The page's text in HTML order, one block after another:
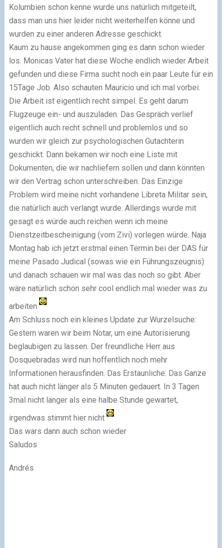
Kolumbien schon kenne wurde uns natürlich mitgeteilt,
dass man uns hier leider nicht weiterhelfen könne und
wurden zu einer anderen Adresse geschickt.
Kaum zu hause angekommen ging es dann schon wieder
los. Monicas Vater hat diese Woche endlich wieder Arbeit
gefunden und diese Firma sucht noch ein paar Leute für ein
15Tage Job. Also schauten Mauricio und ich mal vorbei.
Die Arbeit ist eigentlich recht simpel. Es geht darum
Flugzeuge ein- und auszuladen. Das Gespräch verlief
eigentlich auch recht schnell und problemlos und so
wurden wir gleich zur psychologischen Gutachterin
geschickt. Dann bekamen wir noch eine Liste mit
Dokumenten, die wir nachliefern sollen und dann könnten
wir den Vertrag schon unterschreiben. Das Einzige
Problem wird meine nicht vorhandene Libreta Militar sein,
die natürlich auch verlangt wurde. Allerdings wurde mit
gesagt es würde auch reichen wenn ich meine
Dienstzeitbescheinigung (vom Zivi) vorlegen würde. Naja
Montag hab ich jetzt erstmal einen Termin bei der DAS für
meine Pasado Judical (sowas wie ein Führungszeugnis)
und danach schauen wir mal was das noch so gibt. Aber
wäre natürlich schon sehr cool endlich mal wieder was zu
arbeiten
Am Schluss noch ein kleines Update zur Wurzelsuche:
Gestern waren wir beim Notar, um eine Autorisierung
beglaubigen zu lassen. Der freundliche Herr aus
Dosquebradas wird nun hoffentlich noch mehr
Informationen herausfinden. Das Erstaunliche: Das Ganze
hat auch nicht länger als 5 Minuten gedauert. In 3 Tagen
3mal nicht länger als eine halbe Stunde gewartet,
irgendwas stimmt hier nicht
Das wars dann auch schon wieder
Saludos
Andrés